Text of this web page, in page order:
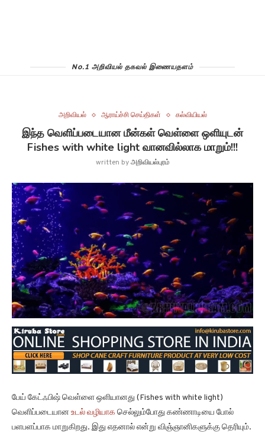
No.1 அறிவியல் தகவல் இணையதளம்
அறிவியல் ஆராய்ச்சி செய்திகள் கல்வியியல்
இந்த வெளிப்படையான மீன்கள் வெள்ளை ஒளியுடன்
Fishes with white light வானவில்லாக மாறும்!!!
written byஅறிவியல்புரம்
பேய் கேட்ஃபிஷ் வெள்ளை ஒளியானது (Fishes with white light)
வெளிப்படையான உடல் வழியாக செல்லும்போது கண்ணாடியை போல்
பளபளப்பாக மாறுகிறது. இது எதனால் என்று விஞ்ஞானிகளுக்கு தெரியும்.